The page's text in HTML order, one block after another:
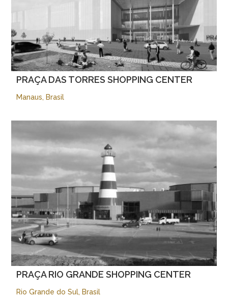
PRAÇA DAS TORRES SHOPPING CENTER
Manaus, Brasil
PRAÇA RIO GRANDE SHOPPING CENTER
Rio Grande do Sul, Brasil